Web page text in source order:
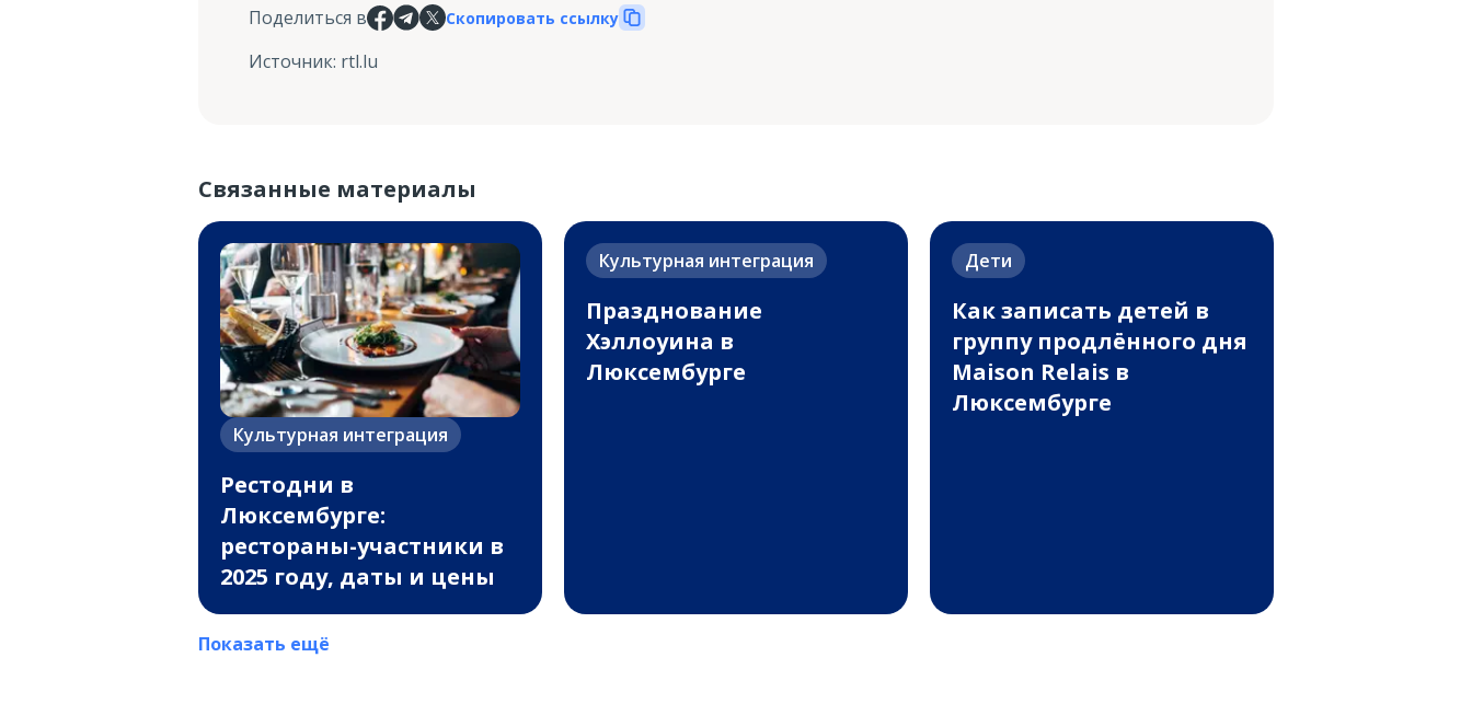
Поделиться в Скопировать ссылку
Источник: rtl.lu
Связанные материалы
Культурная интеграция
Рестодни в
Люксембурге:
рестораны-участники в
2025 году, даты и цены
Культурная интеграция
Празднование
Хэллоуина в
Люксембурге
Дети
Как записать детей в
группу продлённого дня
Maison Relais в
Люксембурге
Показать ещё